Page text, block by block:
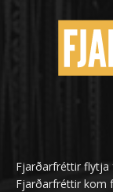
Fjarðarfréttir flytja
Fjarðarfréttir kom